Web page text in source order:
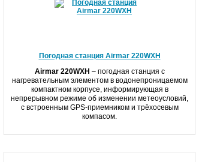
Погодная станция Airmar 220WXH
Airmar 220WXH – погодная станция с
нагревательным элементом в водонепроницаемом
компактном корпусе, информирующая в
непрерывном режиме об изменении метеоусловий,
с встроенным GPS-приемником и трёхосевым
компасом.